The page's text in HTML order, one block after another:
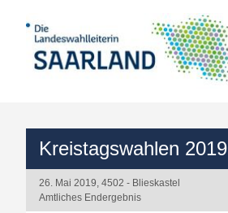
Kreistagswahlen 2019
26. Mai 2019, 4502 - Blieskastel
Amtliches Endergebnis